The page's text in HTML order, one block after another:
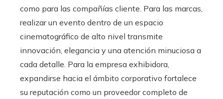
como para las compañías cliente. Para las marcas,
realizar un evento dentro de un espacio
cinematográfico de alto nivel transmite
innovación, elegancia y una atención minuciosa a
cada detalle. Para la empresa exhibidora,
expandirse hacia el ámbito corporativo fortalece
su reputación como un proveedor completo de